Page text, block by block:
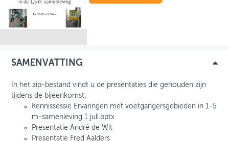
SAMENVATTING
In het zip-bestand vindt u de presentaties die gehouden zijn
tijdens de bijeenkomst:
Kennissessie Ervaringen met voetgangersgebieden in 1-5
m-samenleving 1 juli.pptx
Presentatie André de Wit
Presentatie Fred Aalders